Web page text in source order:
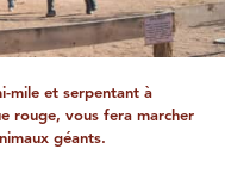
mile et serpentant à
rouge, vous fera marcher
géants.